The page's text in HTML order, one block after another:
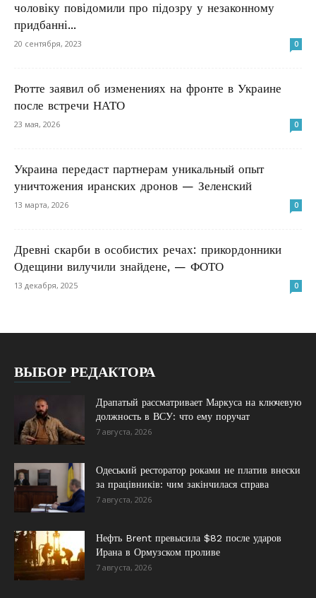
чоловіку повідомили про підозру у незаконному
придбанні...
20 сентября, 2023 0
Рютте заявил об изменениях на фронте в Украине
после встречи НАТО
23 мая, 2026 0
Украина передаст партнерам уникальный опыт
уничтожения иранских дронов — Зеленский
13 марта, 2026 0
Древні скарби в особистих речах: прикордонники
Одещини вилучили знайдене, — ФОТО
13 декабря, 2025 0
ВЫБОР РЕДАКТОРА
Драпатый рассматривает Маркуса на ключевую
должность в ВСУ: что ему поручат
7 августа, 2026
Одеський ресторатор роками не платив внески
за працівників: чим закінчилася справа
7 августа, 2026
Нефть Brent превысила $82 после ударов
Ирана в Ормузском проливе
7 августа, 2026